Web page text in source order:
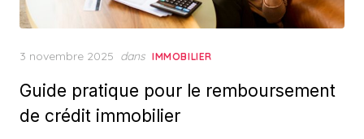
Posted
3 novembre 2025 dans IMMOBILIER
Guide pratique pour le remboursement
de crédit immobilier